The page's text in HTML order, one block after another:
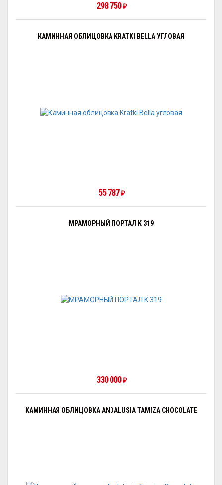
298 750₽
КАМИННАЯ ОБЛИЦОВКА KRATKI BELLA УГЛОВАЯ
55 787₽
МРАМОРНЫЙ ПОРТАЛ K 319
330 000₽
КАМИННАЯ ОБЛИЦОВКА ANDALUSIA TAMIZA CHOCOLATE